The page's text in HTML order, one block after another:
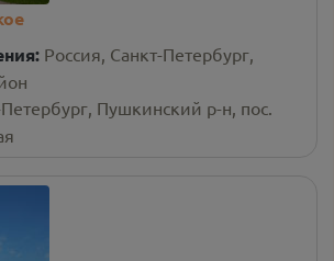
Россия, Санкт-Петербург,
Петербург, Пушкинский р-н, пос.